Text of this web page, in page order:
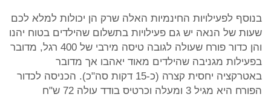
בנוסף לפעילויות החינמיות האלה שרק הן יכולות למלא לכם
שעות של הנאה יש גם פעילויות בתשלום שהילדים בטוח יהנו
והן כדור פורח שעולה לגובה טיסה מירבי של 400 רגל, מדובר
בפעילות מגניבה שהילדים מאוד יאהבו אך מדובר
באטרקציה יחסית קצרה (כ-15 דקות סה"כ). הכניסה לכדור
הפורח היא מגיל 3 ומעלה וכרטיס בודד עולה 72 ש"ח